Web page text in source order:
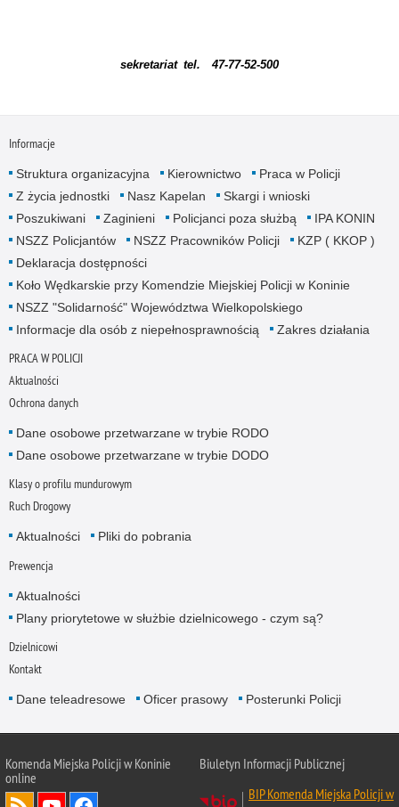
sekretariat tel. 47-77-52-500
Informacje
Struktura organizacyjna Kierownictwo
Praca w Policji
Z życia jednostki
Nasz Kapelan
Skargi i wnioski
Poszukiwani
Zaginieni Policjanci poza służbą
IPA KONIN
NSZZ Policjantów
NSZZ Pracowników Policji
KZP ( KKOP )
Deklaracja dostępności
Koło Wędkarskie przy Komendzie Miejskiej Policji w Koninie
NSZZ "Solidarność" Województwa Wielkopolskiego
Informacje dla osób z niepełnosprawnością
Zakres działania
PRACA W POLICJI
Aktualności
Ochrona danych
Dane osobowe przetwarzane w trybie RODO
Dane osobowe przetwarzane w trybie DODO
Klasy o profilu mundurowym
Ruch Drogowy
Aktualności Pliki do pobrania
Prewencja
Aktualności
Plany priorytetowe w służbie dzielnicowego - czym są?
Dzielnicowi
Kontakt
Dane teleadresowe Oficer prasowy Posterunki Policji
Komenda Miejska Policji w Koninie
online
Biuletyn Informacji Publicznej
BIP Komenda Miejska Policji w